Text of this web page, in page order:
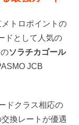
トロポイントの
ドとして人気の
ソラチカゴール
JCB
ドクラス相応の
換レートが優遇